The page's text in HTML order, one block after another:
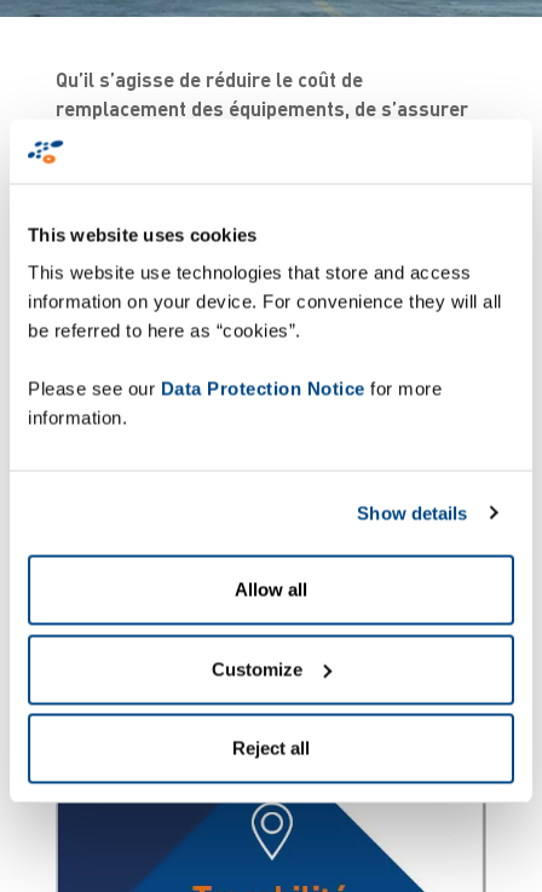
This website uses cookies
This website use technologies that store and access
information on your device. For convenience they will all
be referred to here as “cookies”.
Please see our Data Protection Notice for more
information.
Show details
Allow all
Customize
Reject all
Qu’il s’agisse de réduire le coût de
remplacement des équipements, de s’assurer
de leur disponibilité et plus largement de
maîtriser les actifs en mouvement, les
avantage concurrentiel dans de nombreux
question simple mais néanmoins essentielle :
où se trouvent mes actifs ?
En décrivant différents scénarios, cet ebook
d’asset tracking dans votre contexte métier.
Télécharger le guide